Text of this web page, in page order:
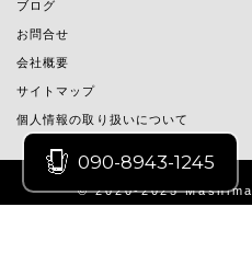
ブログ
お問合せ
会社概要
サイトマップ
個人情報の取り扱いについて
© 2020-2025
090-8943-1245